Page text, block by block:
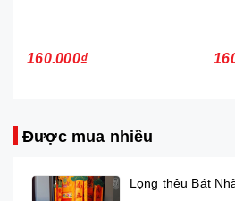
160.000₫
Được mua nhiều
Lọng thêu Bát